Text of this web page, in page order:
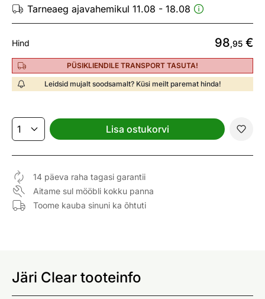
Tarneaeg ajavahemikul 11.08 - 18.08
Hind 98,95 €
PÜSIKLIENDILE TRANSPORT TASUTA!
Leidsid mujalt soodsamalt? Küsi meilt paremat hinda!
Lisa ostukorvi
14 päeva raha tagasi garantii
Aitame sul mööbli kokku panna
Toome kauba sinuni ka õhtuti
Järi Clear tooteinfo